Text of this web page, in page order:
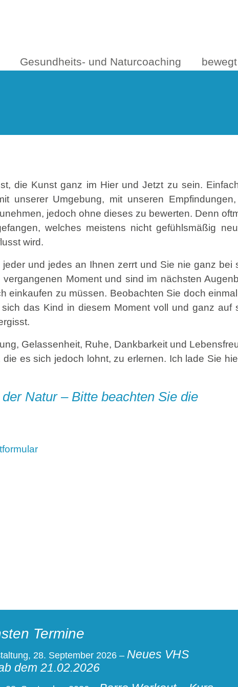
Gesundheits- und Naturcoaching bewegt
die Kunst ganz im Hier und Jetzt zu sein.
unserer Umgebung, mit unseren
jedoch ohne dieses zu bewerten. Denn
welches meistens nicht gefühlsmäßig
wird.
und jedes an Ihnen zerrt und Sie nie ganz bei
Moment und sind im nächsten
einkaufen zu müssen. Beobachten Sie doch
das Kind in diesem Moment voll und ganz auf
Gelassenheit, Ruhe, Dankbarkeit und
es sich jedoch lohnt, zu erlernen. Ich lade Sie
Natur – Bitte beachten Sie die
Termine
28. September 2026– Neues VHS
dem 21.02.2026